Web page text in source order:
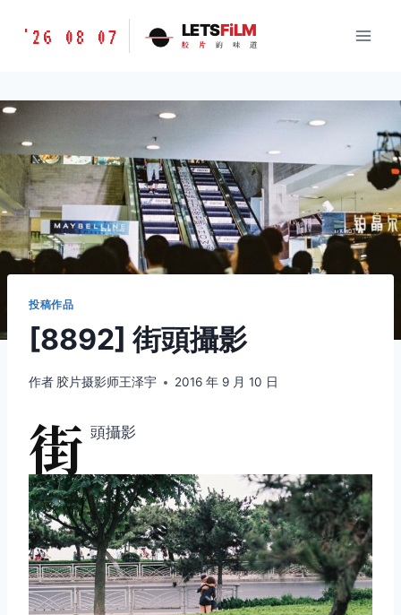
胶
味
LETSFILM
'26 08 07 LETSFiLM
胶 片 的 味 道
投稿作品
[8892] 街頭攝影
作者 胶片摄影师王泽宇 2016 年 9 月 10 日
街 頭攝影